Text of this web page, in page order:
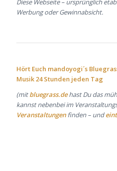
Diese Webseite – ursprünglich
Werbung oder Gewinnabsicht.
Hört Euch mandoyogi´s
Musik 24 Stunden jeden Tag
(mitbluegrass.dehast Du das
kannst nebenbei im
Veranstaltungenfinden – und